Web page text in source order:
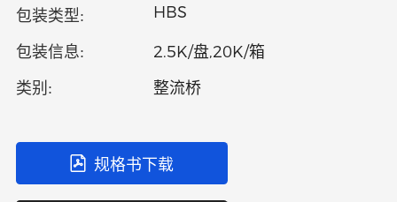
语言
包装类型: HBS
包装信息: 2.5K/盘,20K/箱
类别: 整流桥
规格书下载